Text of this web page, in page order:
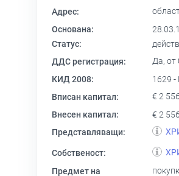
Адрес:
Основана:
Статус:
ДДС регистрация:
Да, от
КИД 2008:
1629 -
Вписан капитал:
€ 2
Внесен капитал:
€ 2
Представляващи:
Собственост:
Предмет на